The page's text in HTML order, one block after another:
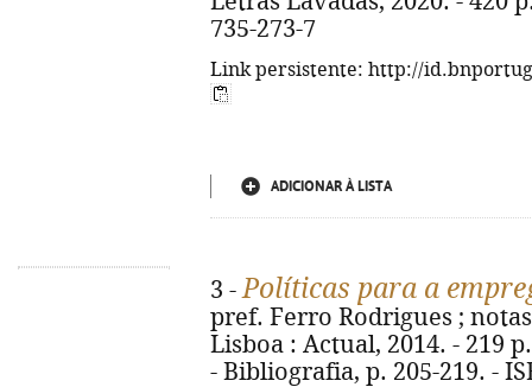
735-273-7
Link persistente: http://
ADICIONAR À LISTA
3 -Políticas para a
pref. Ferro Rodrigues ;
Lisboa : Actual, 2014. - 219
- Bibliografia, p. 205-219. -